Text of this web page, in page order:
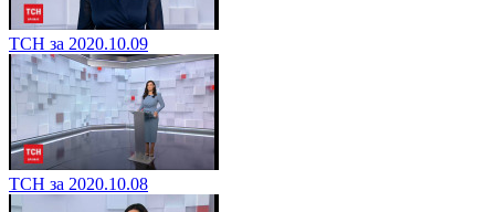
ТСН за 2020.10.09
ТСН за 2020.10.08